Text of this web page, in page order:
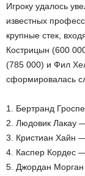
Игроку удалось
известных
крупные стек,
Кострицын (600
(785 000) и Фил
сформировалась
1. Бертранд
2. Людовик Лакау
3. Кристиан Хайн
4. Каспер Кордес
5. Джордан